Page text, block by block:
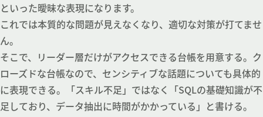
といった曖昧な表現になります。
これでは本質的な問題が見えなくなり、適切な対策が打てませ
ん。
そこで、リーダー層だけがアクセスできる台帳を用意する。ク
ローズドな台帳なので、センシティブな話題についても具体的
に表現できる。「スキル不足」ではなく「SQLの基礎知識が不
足しており、データ抽出に時間がかかっている」と書ける。